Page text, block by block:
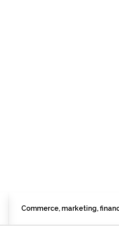
Commerce, marketing,